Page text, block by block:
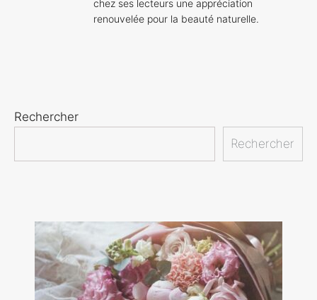
chez ses lecteurs une appréciation
renouvelée pour la beauté naturelle.
Rechercher
Rechercher